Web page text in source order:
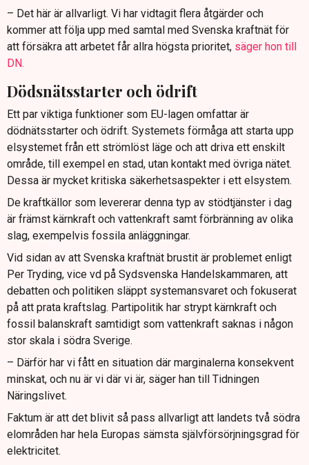
– Det här är allvarligt. Vi har vidtagit flera åtgärder och
kommer att följa upp med samtal med Svenska kraftnät för
att försäkra att arbetet får allra högsta prioritet, säger hon till
DN.
Dödsnätsstarter och ödrift
Ett par viktiga funktioner som EU-lagen omfattar är
dödnätsstarter och ödrift. Systemets förmåga att starta upp
elsystemet från ett strömlöst läge och att driva ett enskilt
område, till exempel en stad, utan kontakt med övriga nätet.
Dessa är mycket kritiska säkerhetsaspekter i ett elsystem.
De kraftkällor som levererar denna typ av stödtjänster i dag
är främst kärnkraft och vattenkraft samt förbränning av olika
slag, exempelvis fossila anläggningar.
Vid sidan av att Svenska kraftnät brustit är problemet enligt
Per Tryding, vice vd på Sydsvenska Handelskammaren, att
debatten och politiken släppt systemansvaret och fokuserat
på att prata kraftslag. Partipolitik har strypt kärnkraft och
fossil balanskraft samtidigt som vattenkraft saknas i någon
stor skala i södra Sverige.
– Därför har vi fått en situation där marginalerna konsekvent
minskat, och nu är vi där vi är, säger han till Tidningen
Näringslivet.
Faktum är att det blivit så pass allvarligt att landets två södra
elområden har hela Europas sämsta självförsörjningsgrad för
elektricitet.